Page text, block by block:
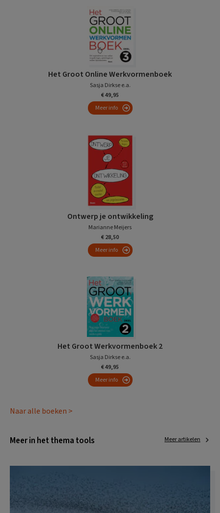
Het Groot Online Werkvormenboek
Sasja Dirkse e.a.
€ 49,95
Meer info
Ontwerp je ontwikkeling
Marianne Meijers
€ 28,50
Meer info
Het Groot Werkvormenboek 2
Sasja Dirkse e.a.
€ 49,95
Meer info
Naar alle boeken >
Meer in het thema tools Meer artikelen